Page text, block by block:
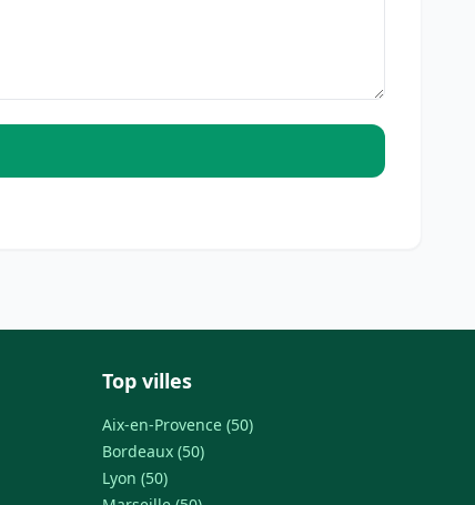
Top villes
Aix-en-Provence (50)
Bordeaux (50)
Lyon (50)